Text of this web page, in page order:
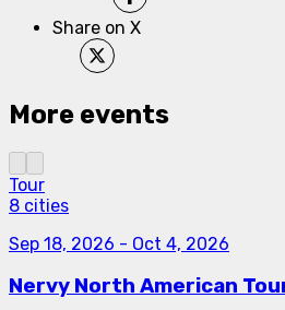
Share on X
More events
Tour
8 cities
Sep 18, 2026 - Oct 4, 2026
Nervy North American